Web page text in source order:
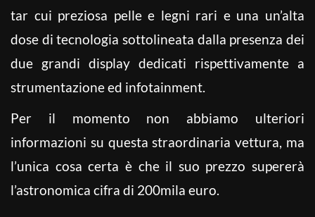
tar cui preziosa pelle e legni rari e una un’alta
dose di tecnologia sottolineata dalla presenza dei
due grandi display dedicati rispettivamente a
strumentazione ed infotainment.
Per il momento non abbiamo ulteriori
informazioni su questa straordinaria vettura, ma
l’unica cosa certa è che il suo prezzo supererà
l’astronomica cifra di 200mila euro.